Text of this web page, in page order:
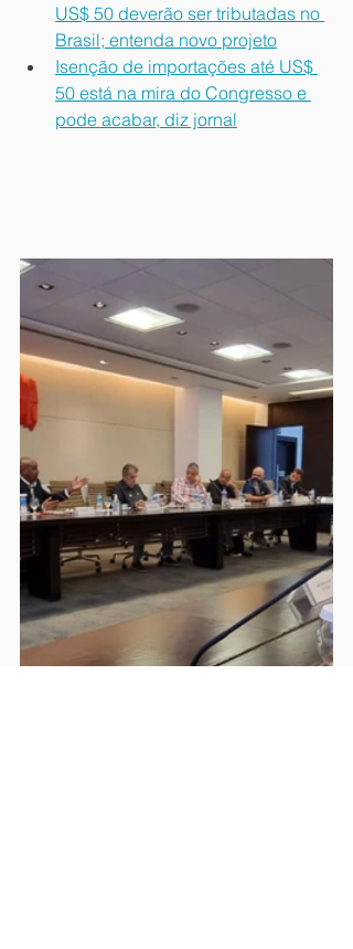
US$ 50 deverão ser tributadas no
Brasil; entenda novo projeto
Isenção de importações até US$
50 está na mira do Congresso e
pode acabar, diz jornal